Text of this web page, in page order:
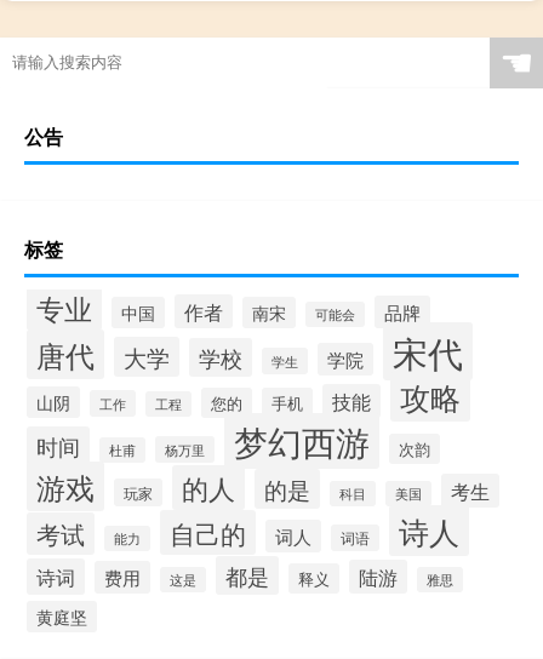
☚
公告
标签
专业 中国 作者 南宋 可能会 品牌
唐代 大学 学校 学生 学院 宋代
山阴 工作 工程 您的 手机 技能 攻略
时间 杜甫 杨万里 梦幻西游 次韵
游戏 玩家 的人 的是 科目 美国 考生
考试 能力 自己的 词人 词语 诗人
诗词 费用 这是 都是 释义 陆游 雅思
黄庭坚